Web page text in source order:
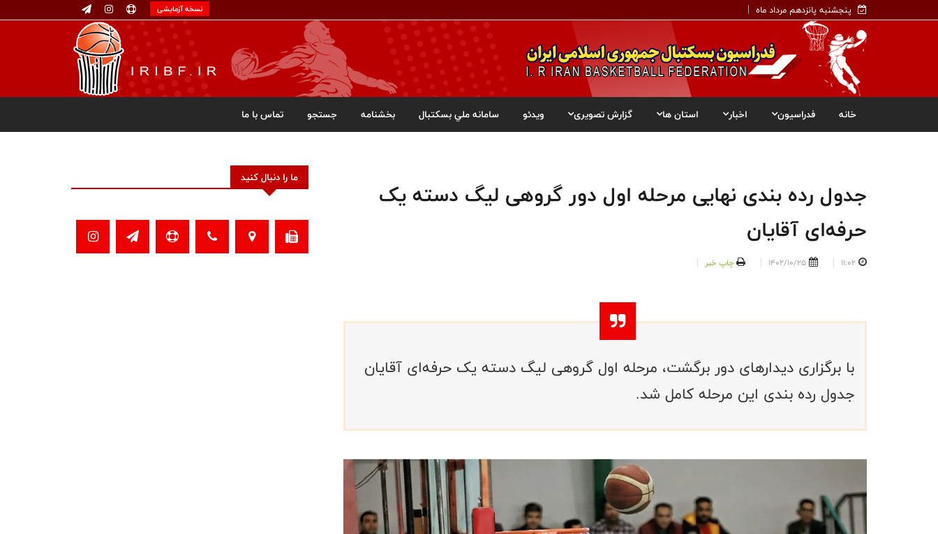
پنجشنبه پانزدهم مرداد ماه نسخه آزمایشی
خانه فدراسیون اخبار استان ها گزارش تصویری ویدئو سامانه ملي بسکتبال بخشنامه جستجو تماس با ما
جدول رده بندی نهایی مرحله اول دور گروهی لیگ‌ دسته یک
حرفه‌ای آقایان
11:02
1402/10/25 چاپ خبر
با برگزاری دیدارهای دور برگشت، مرحله اول گروهی لیگ دسته یک حرفه‌ای آقایان
جدول رده بندی این مرحله کامل شد.
ما را دنبال کنید